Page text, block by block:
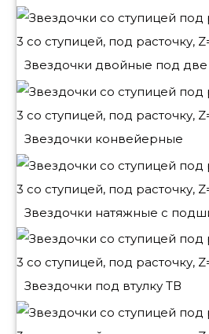
Звездочки двойные под
Звездочки конвейерные
Звездочки натяжные с
Звездочки под втулку ТВ